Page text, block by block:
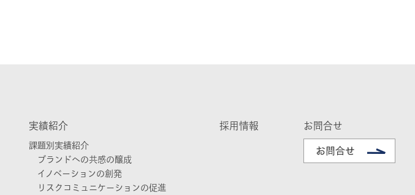
実績紹介
課題別実績紹介
ブランドへの共感の醸成
イノベーションの創発
リスクコミュニケーションの促進
採用情報 お問合せ